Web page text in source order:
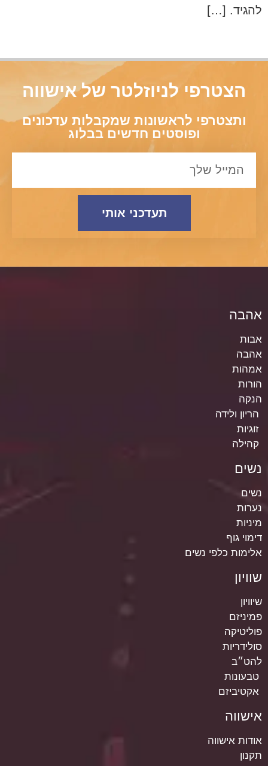
להגיד. […]
הצטרפי לניוזלטר של אישווה
ותצטרפי לראשונות שמקבלות עדכונים
ופוסטים חדשים בבלוג
תעדכני אותי
אהבה
אבות
אהבה
אמהות
הורות
הנקה
הריון ולידה
זוגיות
קהילה
נשים
נשים
נערות
מיניות
דימוי גוף
אלימות כלפי נשים
שוויון
שיוויון
פמיניזם
פוליטיקה
סולידריות
להט״ב
טבעונות
אקטיביזם
אישווה
אודות אישווה
תקנון